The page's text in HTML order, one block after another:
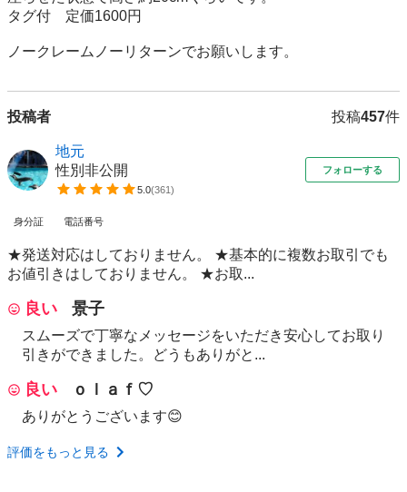
タグ付　定価1600円
ノークレームノーリターンでお願いします。
投稿者 投稿457件
地元
性別非公開
5.0(361)
フォローする
身分証 電話番号
★発送対応はしておりません。 ★基本的に複数お取引でも
お値引きはしておりません。 ★お取...
良い 景子
スムーズで丁寧なメッセージをいただき安心してお取り
引きができました。どうもありがと...
良い ｏｌａｆ♡
ありがとうございます😊
評価をもっと見る